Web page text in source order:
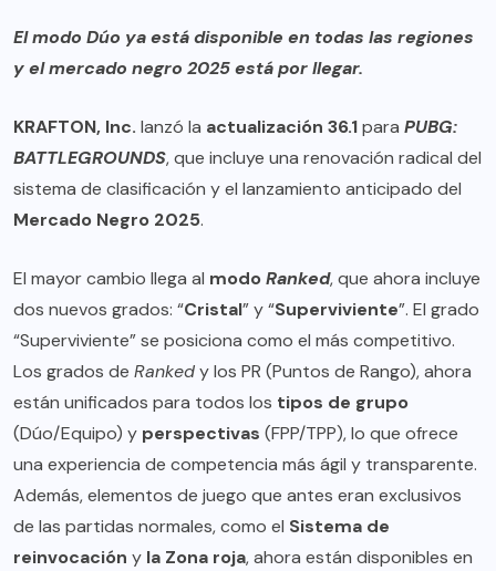
El modo Dúo ya está disponible en todas las regiones
y el mercado negro 2025 está por llegar.
KRAFTON, Inc. lanzó la actualización 36.1para PUBG:
BATTLEGROUNDS, que incluye una renovación radical del
sistema de clasificación y el lanzamiento anticipado del
Mercado Negro 2025.
El mayor cambio llega al modoRanked, que ahora incluye
dos nuevos grados: “Cristal” y “Superviviente”. El grado
“Superviviente” se posiciona como el más competitivo.
Los grados de Rankedy los PR (Puntos de Rango), ahora
están unificados para todos los tipos de grupo
(Dúo/Equipo) y perspectivas (FPP/TPP), lo que ofrece
una experiencia de competencia más ágil y transparente.
Además, elementos de juego que antes eran exclusivos
de las partidas normales, como el Sistema de
reinvocación y la Zona roja, ahora están disponibles en